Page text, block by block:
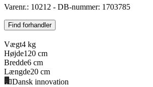
Varenr.: 10212 - DB-nummer: 1703785
Find forhandler
Vægt4 kg
Højde120 cm
Bredde6 cm
Længde20 cm
Dansk innovation